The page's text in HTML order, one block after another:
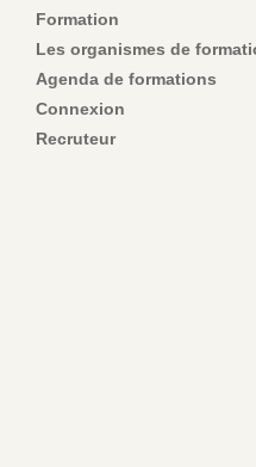
Formation
Les organismes de
Agenda de formations
Connexion
Recruteur